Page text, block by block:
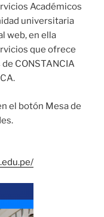
Académicos
universitaria
web, en ella
que ofrece
CONSTANCIA
el botón Mesa de